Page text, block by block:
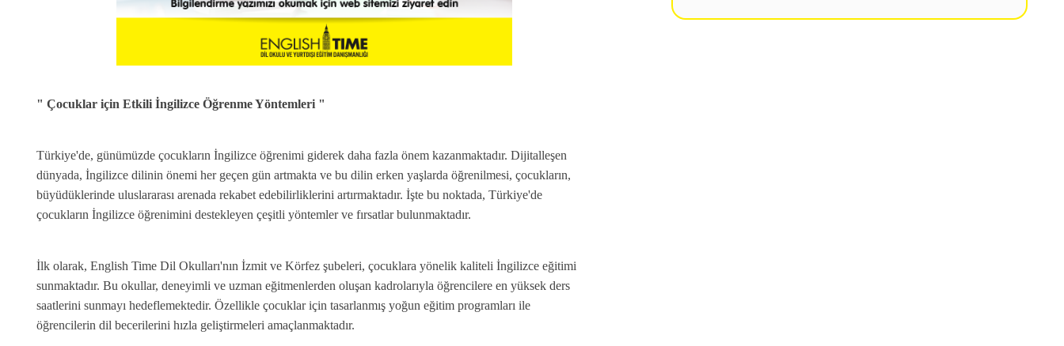
" Çocuklar için Etkili İngilizce Öğrenme Yöntemleri "
Türkiye'de, günümüzde çocukların İngilizce öğrenimi giderek daha fazla önem kazanmaktadır. Dijitalleşen
dünyada, İngilizce dilinin önemi her geçen gün artmakta ve bu dilin erken yaşlarda öğrenilmesi, çocukların,
büyüdüklerinde uluslararası arenada rekabet edebilirliklerini artırmaktadır. İşte bu noktada, Türkiye'de
çocukların İngilizce öğrenimini destekleyen çeşitli yöntemler ve fırsatlar bulunmaktadır.
İlk olarak, English Time Dil Okulları'nın İzmit ve Körfez şubeleri, çocuklara yönelik kaliteli İngilizce eğitimi
sunmaktadır. Bu okullar, deneyimli ve uzman eğitmenlerden oluşan kadrolarıyla öğrencilere en yüksek ders
saatlerini sunmayı hedeflemektedir. Özellikle çocuklar için tasarlanmış yoğun eğitim programları ile
öğrencilerin dil becerilerini hızla geliştirmeleri amaçlanmaktadır.